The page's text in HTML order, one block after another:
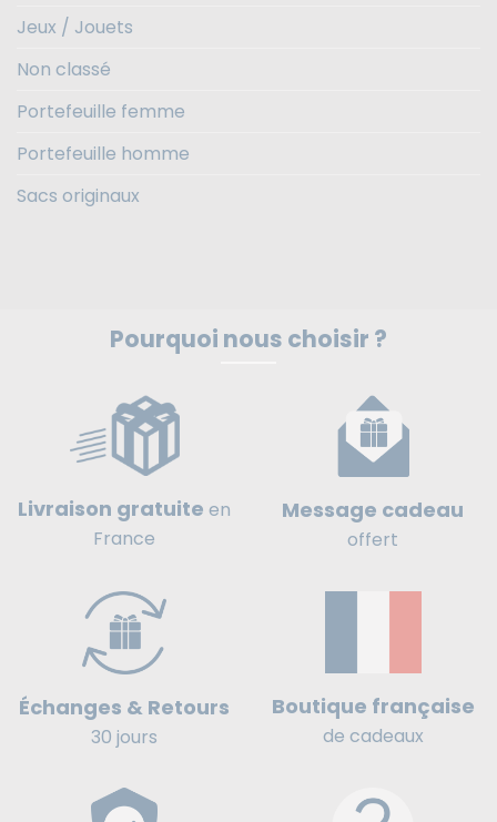
Jeux / Jouets
Non classé
Portefeuille femme
Portefeuille homme
Sacs originaux
Pourquoi nous choisir ?
Livraison gratuite en
France
Message cadeau
offert
Échanges & Retours
30 jours
Boutique française
de cadeaux